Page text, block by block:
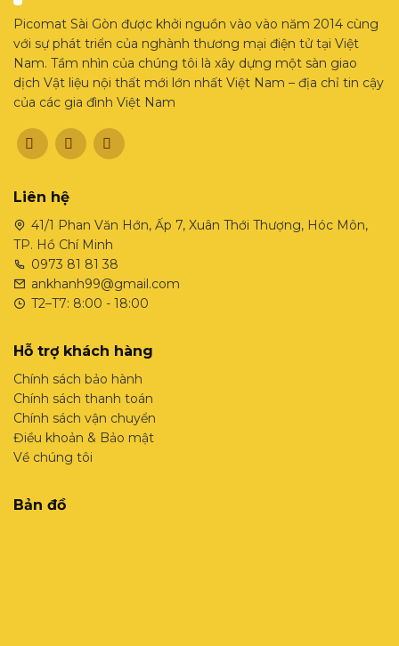
Picomat Sài Gòn được khởi nguồn vào vào năm 2014 cùng
với sự phát triển của nghành thương mại điện tử tại Việt
Nam. Tầm nhìn của chúng tôi là xây dựng một sàn giao
dịch Vật liệu nội thất mới lớn nhất Việt Nam – địa chỉ tin cậy
của các gia đình Việt Nam
Liên hệ
41/1 Phan Văn Hớn, Ấp 7, Xuân Thới Thượng, Hóc Môn,
TP. Hồ Chí Minh
0973 81 81 38
ankhanh99@gmail.com
T2–T7: 8:00 - 18:00
Hỗ trợ khách hàng
Chính sách bảo hành
Chính sách thanh toán
Chính sách vận chuyển
Điều khoản & Bảo mật
Về chúng tôi
Bản đồ